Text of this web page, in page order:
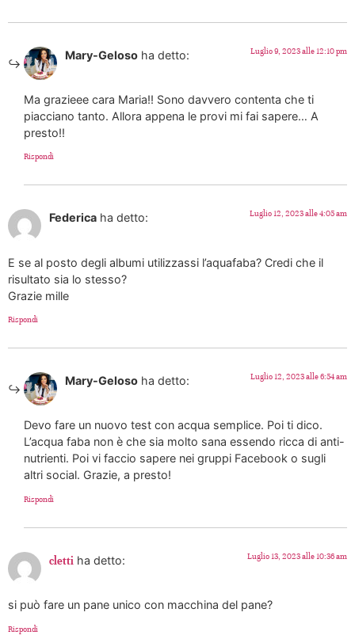
Mary-Geloso ha detto: Luglio 9, 2023 alle 12:10 pm
Ma grazieee cara Maria!! Sono davvero contenta che ti
piacciano tanto. Allora appena le provi mi fai sapere… A
presto!!
Rispondi
Federica ha detto: Luglio 12, 2023 alle 4:05 am
E se al posto degli albumi utilizzassi l’aquafaba? Credi che il
risultato sia lo stesso?
Grazie mille
Rispondi
Mary-Geloso ha detto: Luglio 12, 2023 alle 6:54 am
Devo fare un nuovo test con acqua semplice. Poi ti dico.
L’acqua faba non è che sia molto sana essendo ricca di anti-
nutrienti. Poi vi faccio sapere nei gruppi Facebook o sugli
altri social. Grazie, a presto!
Rispondi
cletti ha detto: Luglio 13, 2023 alle 10:36 am
si può fare un pane unico con macchina del pane?
Rispondi